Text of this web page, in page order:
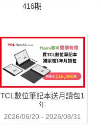
416期
TCL數位筆記本送月讀包1
年
2026/06/20 - 2026/08/31